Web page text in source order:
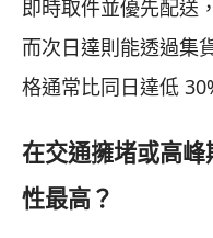
即時取件並優先配送
而次日達則能透過集
格通常比同日達低
在交通擁堵或高
性最高？